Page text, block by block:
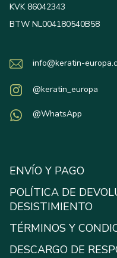
KVK 86042343
BTW NL004180540B58
info@keratin-
@keratin_europa
@WhatsApp
ENVÍO Y PAGO
POLÍTICA DE
DESISTIMIENTO
TÉRMINOS Y
DESCARGO DE